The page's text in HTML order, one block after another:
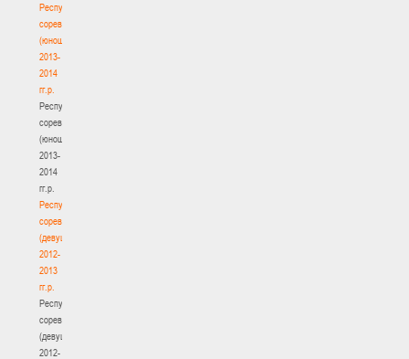
Республиканские
соревнования
(юноши)
2013-
2014
гг.р.
Республиканские
соревнования
(юноши)
2013-
2014
гг.р.
Республиканские
соревнования
(девушки)
2012-
2013
гг.р.
Республиканские
соревнования
(девушки)
2012-